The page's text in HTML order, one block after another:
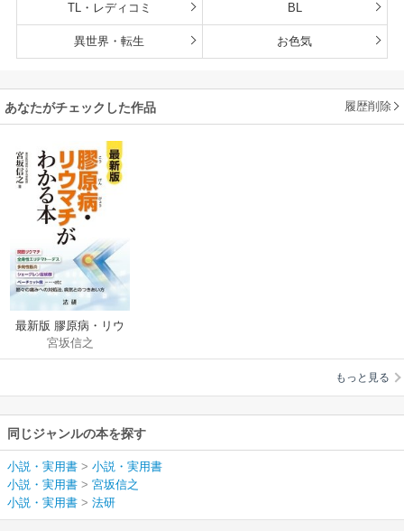
TL・レディコミ BL
異世界・転生 お色気
あなたがチェックした作品 履歴削除
最新版 膠原病・リウ
マチがわかる本
宮坂信之
もっと見る
同じジャンルの本を探す
小説・実用書 > 小説・実用書
小説・実用書 > 宮坂信之
小説・実用書 > 法研